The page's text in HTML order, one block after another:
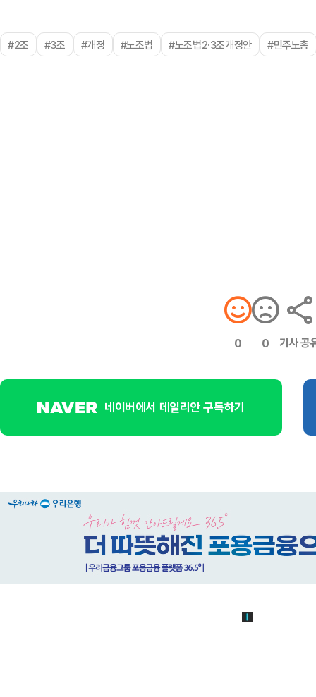
#2조 #3조 #개정 #노조법 #노조법2·3조개정안 #민주노총
0 0 기사 공
네이버에서 데일리안 구독하기